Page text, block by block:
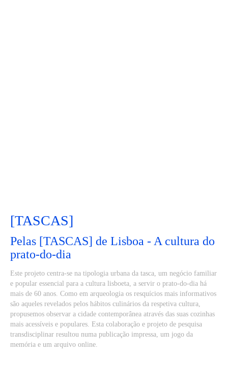
[TASCAS]
Pelas [TASCAS] de Lisboa - A cultura do
prato-do-dia
Este projeto centra-se na tipologia urbana da tasca, um negócio familiar
e popular essencial para a cultura lisboeta, a servir o prato-do-dia há
mais de 60 anos. Como em arqueologia os resquícios mais informativos
são aqueles revelados pelos hábitos culinários da respetiva cultura,
propusemos observar a cidade contemporânea através das suas cozinhas
mais acessíveis e populares. Esta colaboração e projeto de pesquisa
transdisciplinar resultou numa publicação impressa, um jogo da
memória e um arquivo online.